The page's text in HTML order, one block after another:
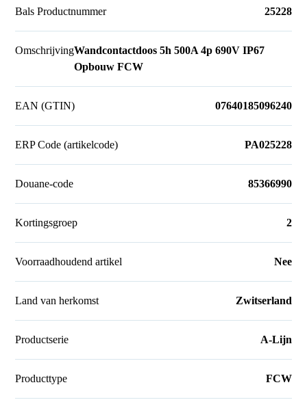
Bals Productnummer 25228
OmschrijvingWandcontactdoos 5h 500A 4p 690V IP67
Opbouw FCW
EAN (GTIN) 07640185096240
ERP Code (artikelcode) PA025228
Douane-code 85366990
Kortingsgroep 2
Voorraadhoudend artikel Nee
Land van herkomst Zwitserland
Productserie A-Lijn
Producttype FCW